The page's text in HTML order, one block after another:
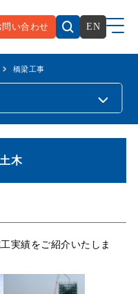
問い合わせ EN
橋梁工事
木
実績をご紹介いたしま